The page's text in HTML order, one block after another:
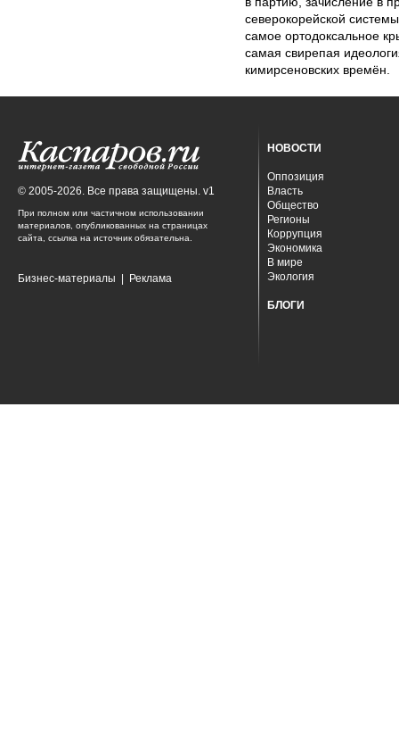
северокорейской
самое ортодоксальное
самая свирепая
кимирсеновских времён.
© 2005-2026. Все права защищены. v1
При полном или частичном использовании
материалов, опубликованных на страницах
сайта, ссылка на источник обязательна.
Бизнес-материалы Реклама
НОВОСТИ
Оппозиция
Власть
Общество
Регионы
Коррупция
Экономика
В мире
Экология
БЛОГИ